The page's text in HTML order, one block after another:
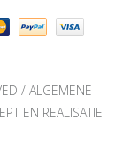
/ ALGEMENE
EN REALISATIE